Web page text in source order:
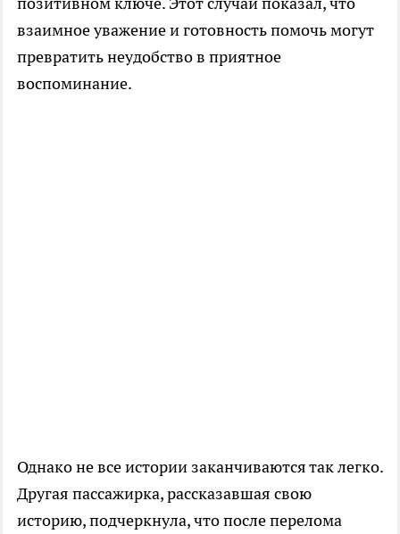
взаимное уважение и готовность помочь могут
превратить неудобство в приятное
воспоминание.
Однако не все истории заканчиваются так легко.
Другая пассажирка, рассказавшая свою
историю, подчеркнула, что после перелома